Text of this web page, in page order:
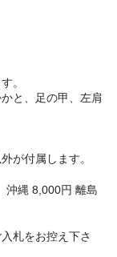
。
と、足の甲、左肩
が付属します。
縄 8,000円 離島
札をお控え下さ